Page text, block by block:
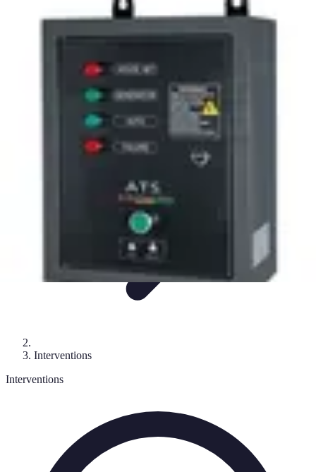
ConseilsAvis ExpertsProblèmes Communs Outillage
Intervention Plombier
Interventions
Interventions